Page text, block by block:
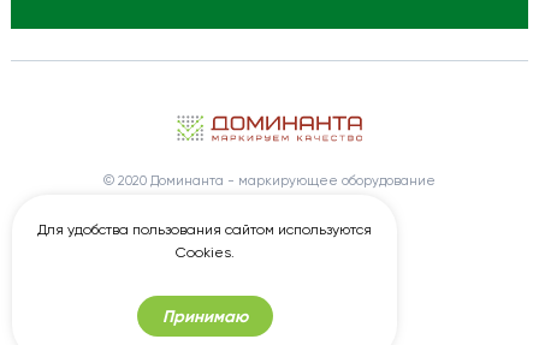
© 2020 Доминанта - маркирующее оборудование
Продвижение сайтаElit-Web
Для удобства пользования сайтом используются
Cookies.
Принимаю